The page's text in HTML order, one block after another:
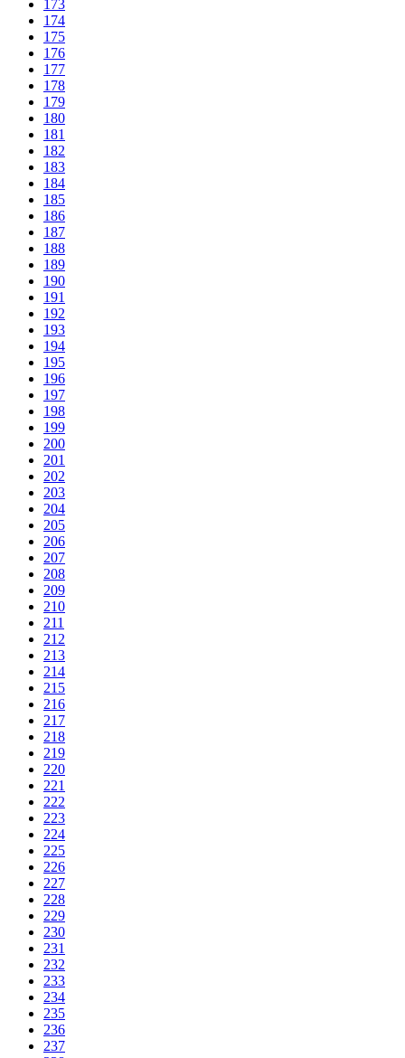
173
174
175
176
177
178
179
180
181
182
183
184
185
186
187
188
189
190
191
192
193
194
195
196
197
198
199
200
201
202
203
204
205
206
207
208
209
210
211
212
213
214
215
216
217
218
219
220
221
222
223
224
225
226
227
228
229
230
231
232
233
234
235
236
237